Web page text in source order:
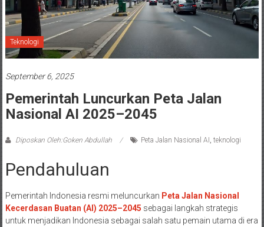
Teknologi
September 6, 2025
Pemerintah Luncurkan Peta Jalan
Nasional AI 2025–2045
Diposkan Oleh:Goken Abdullah Peta Jalan Nasional AI , teknologi
Pendahuluan
Pemerintah Indonesia resmi meluncurkan Peta Jalan Nasional
Kecerdasan Buatan (AI) 2025–2045 sebagai langkah strategis
untuk menjadikan Indonesia sebagai salah satu pemain utama di era